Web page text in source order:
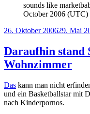
sounds like
October 2006 (UTC)
Veröffentlicht
26. Oktober 200629. Mai
Daraufhin stand
Wohnzimmer
Das kann man nicht
und ein Basketballstar mit
nach Kinderpornos.